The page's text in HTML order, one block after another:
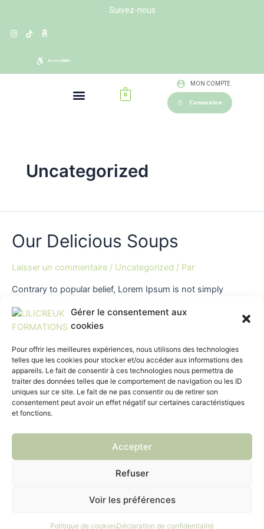
Gérer le consentement aux
cookies
Pour offrir les meilleures expériences, nous utilisons des technologies
telles que les cookies pour stocker et/ou accéder aux informations des
appareils. Le fait de consentir à ces technologies nous permettra de
traiter des données telles que le comportement de navigation ou les ID
uniques sur ce site. Le fait de ne pas consentir ou de retirer son
consentement peut avoir un effet négatif sur certaines caractéristiques
et fonctions.
Accepter
Refuser
Voir les préférences
Politique de cookiesDéclaration de confidentialité
Suivez-nous
Accessibilité
0
MON COMPTE
Connexion
Uncategorized
Our Delicious Soups
Laisser un commentaire / Uncategorized / Par
Contrary to popular belief, Lorem Ipsum is not simply
literature from 45 BC.
Hello world!
1 commentaire /Uncategorized/ ParLILI CREUK ADMIN
Welcome to WordPress. This is your first post. Edit or delete
it, then start writing!
©2023 Copyright LILICREUK - Créé par LZRSTUDIO